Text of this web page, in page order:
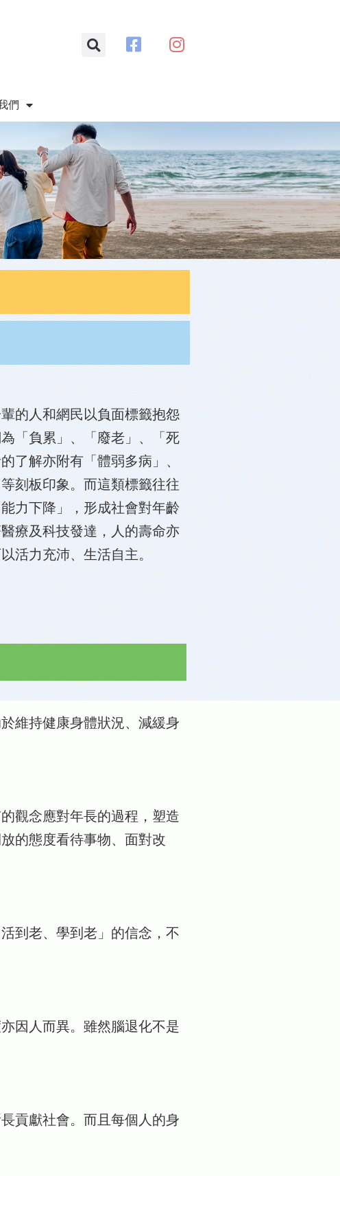
們
的人和網民以負面標籤抱怨
「負累」、「廢老」、「死
了解亦附有「體弱多病」、
刻板印象。而這類標籤往往
力下降」，形成社會對年齡
療及科技發達，人的壽命亦
活力充沛、生活自主。
維持健康身體狀況、減緩身
觀念應對年長的過程，塑造
的態度看待事物、面對改
到老、學到老」的信念，不
因人而異。雖然腦退化不是
貢獻社會。而且每個人的身